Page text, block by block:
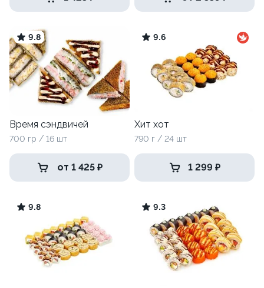
9.8
Время сэндвичей
700 гр / 16 шт
от 1 425 ₽
9.6
Хит хот
790 г / 24 шт
1 299 ₽
9.8 9.3